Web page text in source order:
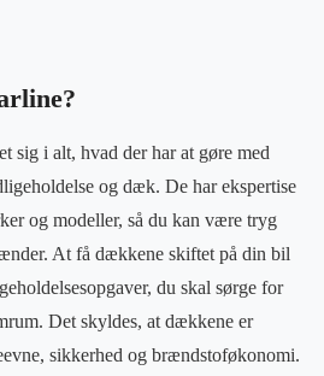
sig i alt, hvad der har at gøre med
og dæk. De har ekspertise
og modeller, så du kan være tryg
At få dækkene skiftet på din bil
du skal sørge for
Det skyldes, at dækkene er
sikkerhed og brændstoføkonomi.